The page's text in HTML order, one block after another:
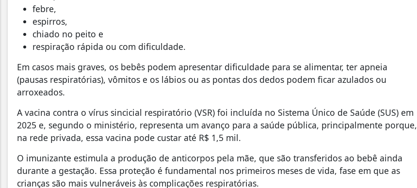
febre,
espirros,
chiado no peito e
respiração rápida ou com dificuldade.
Em casos mais graves, os bebês podem apresentar dificuldade para se alimentar, ter apneia
(pausas respiratórias), vômitos e os lábios ou as pontas dos dedos podem ficar azulados ou
arroxeados.
A vacina contra o vírus sincicial respiratório (VSR) foi incluída no Sistema Único de Saúde (SUS) em
2025 e, segundo o ministério, representa um avanço para a saúde pública, principalmente porque,
na rede privada, essa vacina pode custar até R$ 1,5 mil.
O imunizante estimula a produção de anticorpos pela mãe, que são transferidos ao bebê ainda
durante a gestação. Essa proteção é fundamental nos primeiros meses de vida, fase em que as
crianças são mais vulneráveis às complicações respiratórias.